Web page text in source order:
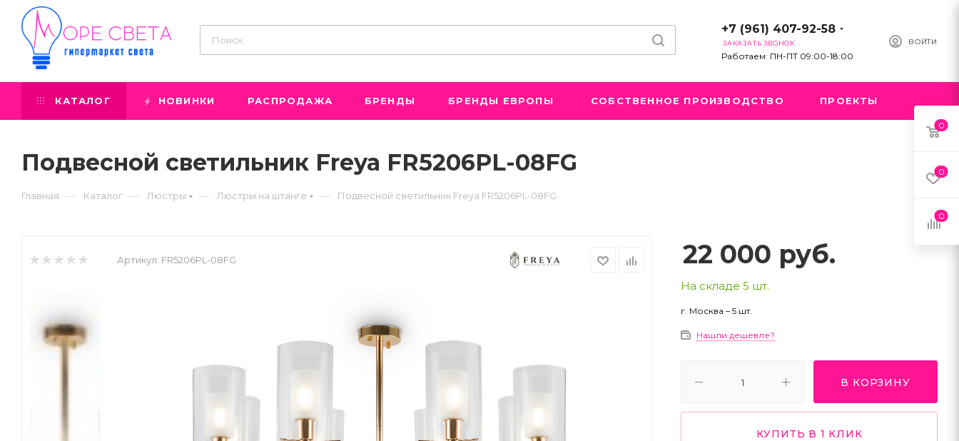
ВОЙТИ
+7 (961) 407-92-58
ЗАКАЗАТЬ ЗВОНОК
Работаем: ПН-ПТ 09:00-18:00
КАТАЛОГ НОВИНКИ РАСПРОДАЖА БРЕНДЫ БРЕНДЫ ЕВРОПЫ СОБСТВЕННОЕ ПРОИЗВОДСТВО ПРОЕКТЫ
Подвесной светильник Freya FR5206PL-08FG
Главная — Каталог — Люстры — Люстры на штанге — Подвесной светильник Freya FR5206PL-08FG
Артикул: FR5206PL-08FG 22 000 руб.
На складе 5 шт.
г. Москва – 5 шт.
Нашли дешевле?
В КОРЗИНУ
КУПИТЬ В 1 КЛИК
0
0
0